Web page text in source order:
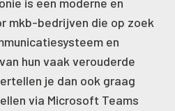
mkb-bedrijven die op zoek
en
hun vaak verouderde
je dan ook graag
via Microsoft Teams